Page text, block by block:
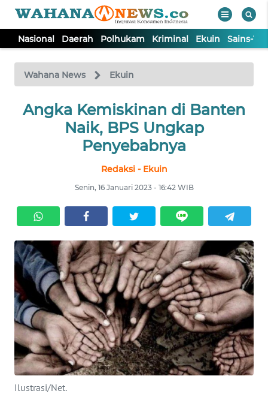
Nasional Daerah Polhukam Kriminal Ekuin Sains-
Wahana News Ekuin
Angka Kemiskinan di Banten
Naik, BPS Ungkap
Penyebabnya
Redaksi - Ekuin
Senin, 16 Januari 2023 - 16:42 WIB
Ilustrasi/Net.
TV
Tutup
NASIONAL
KRIMINAL
EKUIN
SAINS-TEKNO
KESEHATAN
INTERNASIONAL
SERBA-SERBI